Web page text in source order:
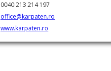
0040 213 214 197
office@karpaten.ro
www.karpaten.ro